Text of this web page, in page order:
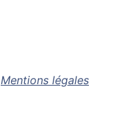
Mentions légales